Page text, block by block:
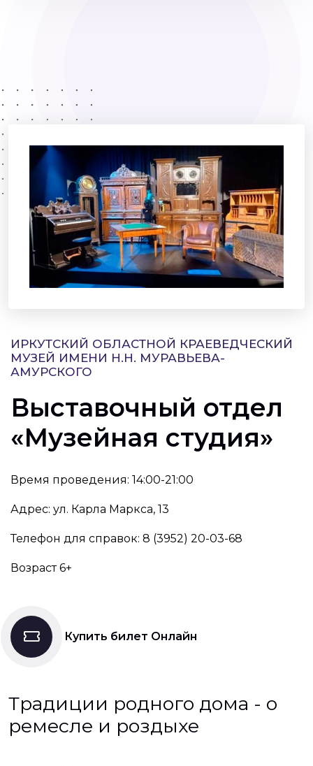
ИРКУТСКИЙ ОБЛАСТНОЙ КРАЕВЕДЧЕСКИЙ
МУЗЕЙ ИМЕНИ Н.Н. МУРАВЬЕВА-
АМУРСКОГО
Выставочный отдел
«Музейная студия»
Время проведения: 14:00-21:00
Адрес: ул. Карла Маркса, 13
Телефон для справок: 8 (3952) 20-03-68
Возраст 6+
Купить билет Онлайн
Традиции родного дома - о
ремесле и роздыхе